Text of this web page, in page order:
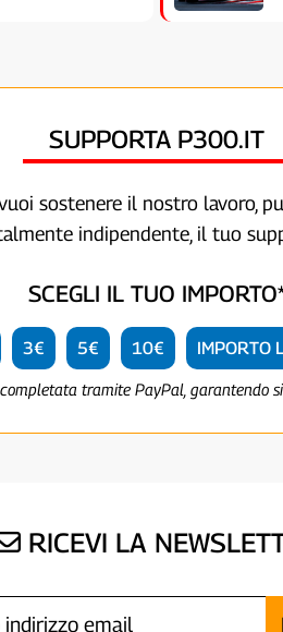
SUPPORTA P300.IT
sostenere il nostro lavoro,
indipendente, il tuo
SCEGLI IL TUO
3€ 5€ 10€ IMPORTO
tramite PayPal, garantendo
RICEVI LA